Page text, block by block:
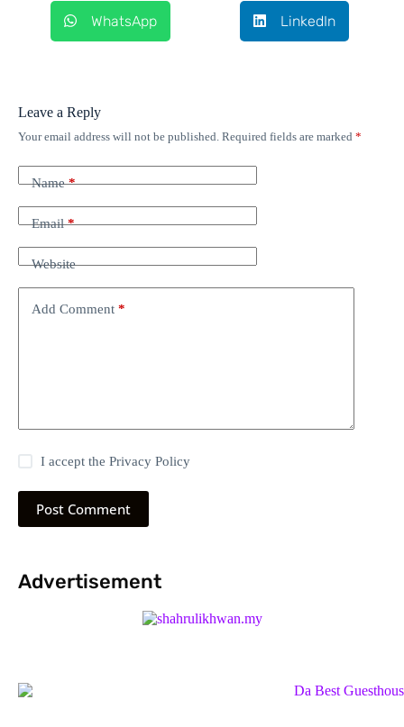
WhatsApp LinkedIn
Leave a Reply
Your email address will not be published. Required fields are marked *
Name*
Email*
Website
Add Comment *
I accept thePrivacy Policy
Post Comment
Advertisement